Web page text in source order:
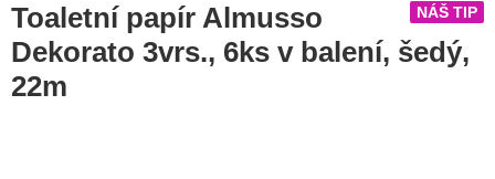
NÁŠ TIP
Toaletní papír Almusso
Dekorato 3vrs., 6ks v balení, šedý,
22m